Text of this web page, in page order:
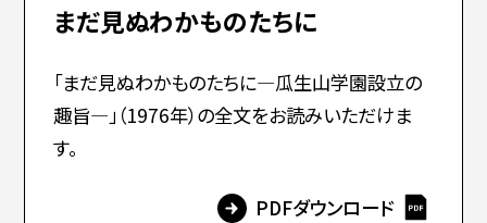
通信教育部
（公開講座）
まだ見ぬわかものたちに
「まだ見ぬわかものたちに―瓜生山学園設立の
趣旨―」（1976年）の全文をお読みいただけま
す。
PDFダウンロード